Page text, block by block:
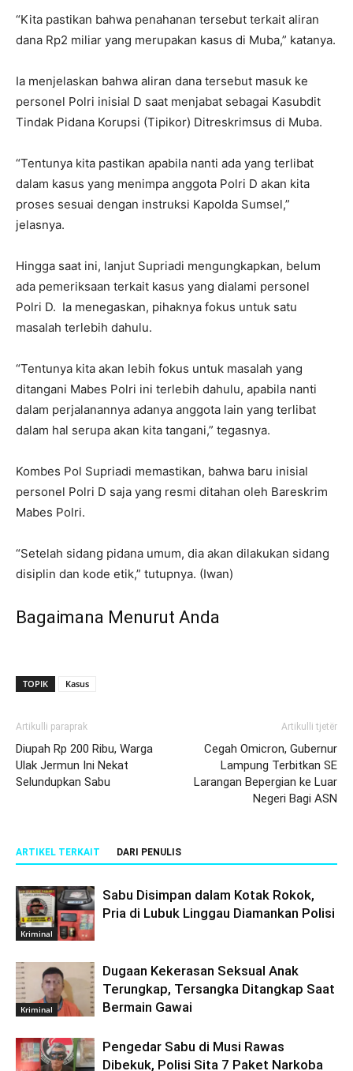
“Kita pastikan bahwa penahanan tersebut terkait aliran
dana Rp2 miliar yang merupakan kasus di Muba,” katanya.
Ia menjelaskan bahwa aliran dana tersebut masuk ke
personel Polri inisial D saat menjabat sebagai Kasubdit
Tindak Pidana Korupsi (Tipikor) Ditreskrimsus di Muba.
“Tentunya kita pastikan apabila nanti ada yang terlibat
dalam kasus yang menimpa anggota Polri D akan kita
proses sesuai dengan instruksi Kapolda Sumsel,”
jelasnya.
Hingga saat ini, lanjut Supriadi mengungkapkan, belum
ada pemeriksaan terkait kasus yang dialami personel
Polri D. Ia menegaskan, pihaknya fokus untuk satu
masalah terlebih dahulu.
“Tentunya kita akan lebih fokus untuk masalah yang
ditangani Mabes Polri ini terlebih dahulu, apabila nanti
dalam perjalanannya adanya anggota lain yang terlibat
dalam hal serupa akan kita tangani,” tegasnya.
Kombes Pol Supriadi memastikan, bahwa baru inisial
personel Polri D saja yang resmi ditahan oleh Bareskrim
Mabes Polri.
“Setelah sidang pidana umum, dia akan dilakukan sidang
disiplin dan kode etik,” tutupnya. (Iwan)
Bagaimana Menurut Anda
TOPIK Kasus
Artikulli paraprak
Diupah Rp 200 Ribu, Warga
Ulak Jermun Ini Nekat
Selundupkan Sabu
Artikulli tjetër
Cegah Omicron, Gubernur
Lampung Terbitkan SE
Larangan Bepergian ke Luar
Negeri Bagi ASN
ARTIKEL TERKAIT DARI PENULIS
Kriminal
Sabu Disimpan dalam Kotak Rokok,
Pria di Lubuk Linggau Diamankan Polisi
Kriminal
Dugaan Kekerasan Seksual Anak
Terungkap, Tersangka Ditangkap Saat
Bermain Gawai
Pengedar Sabu di Musi Rawas
Dibekuk, Polisi Sita 7 Paket Narkoba